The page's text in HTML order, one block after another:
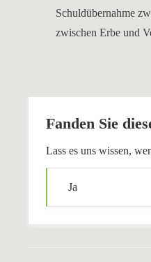
Schuldübernahme
zwischen Erbe und
Fanden Sie
Lass es uns wissen,
Ja